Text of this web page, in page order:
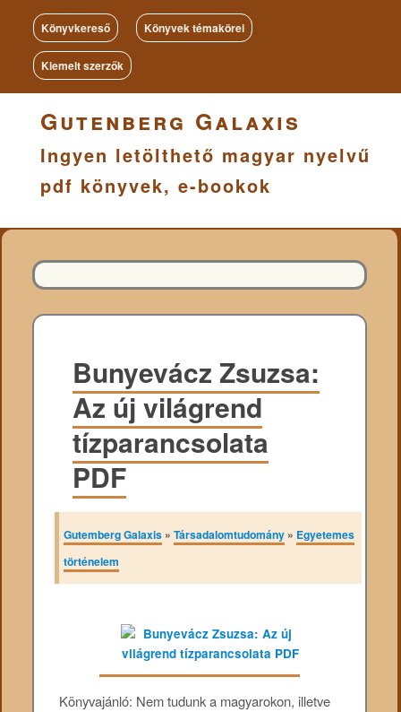
Könyvkereső Könyvek témakörei
Kiemelt szerzők
Gutenberg Galaxis
Ingyen letölthető magyar nyelvű
pdf könyvek, e-bookok
Bunyevácz Zsuzsa:
Az új világrend
tízparancsolata
PDF
Gutemberg Galaxis »Társadalomtudomány » Egyetemes
történelem
Könyvajánló: Nem tudunk a magyarokon, illetve